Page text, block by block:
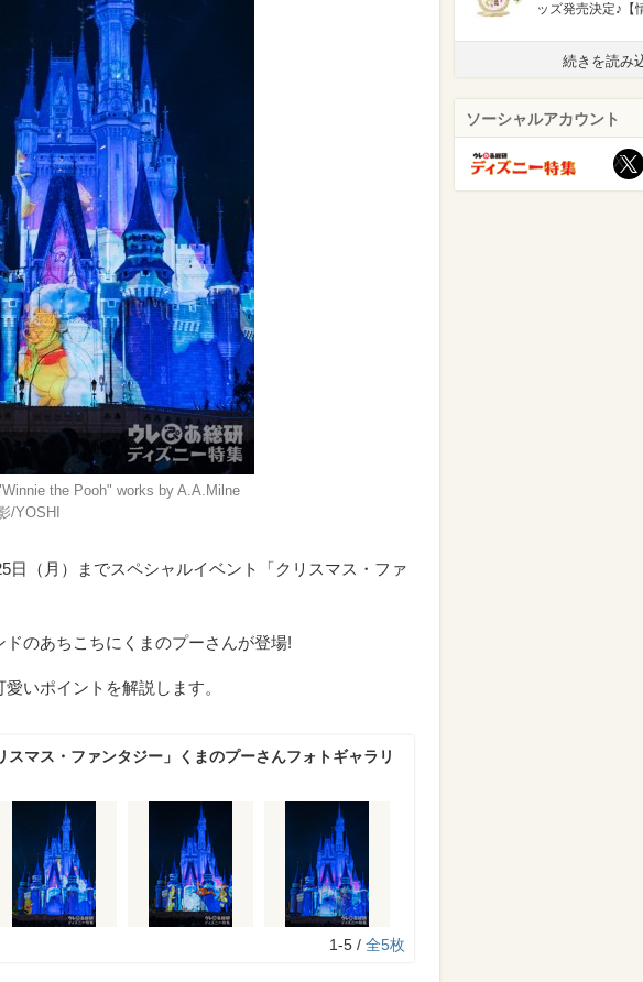
the Pooh" works by A.A.Milne
/YOSHI
日（月）までスペシャルイベント「クリスマス・ファ
のあちこちにくまのプーさんが登場!
いポイントを解説します。
スマス・ファンタジー」くまのプーさんフォトギャラリ
1-5 / 全5枚
ッズ発売決定♪【
続きを読み
ソーシャルアカウント
X